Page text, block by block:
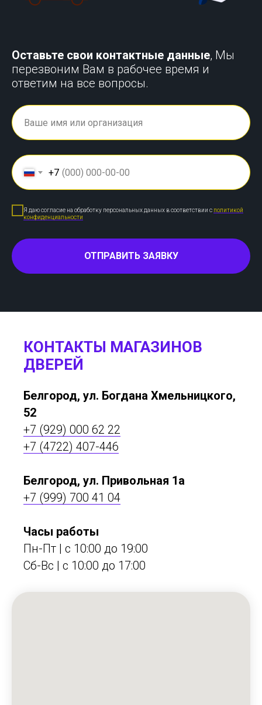
Оставьте свои контактные данные, Мы
перезвоним Вам в рабочее время и
ответим на все вопросы.
+7
Я даю согласие на обработку персональных данных в соответствии с политикой
конфиденциальности
ОТПРАВИТЬ ЗАЯВКУ
КОНТАКТЫ МАГАЗИНОВ
ДВЕРЕЙ
Белгород, ул. Богдана Хмельницкого,
52
+7 (929) 000 62 22
+7 (4722) 407-446
Белгород, ул. Привольная 1а
+7 (999) 700 41 04
Часы работы
Пн-Пт | с 10:00 до 19:00
Сб-Вс | c 10:00 до 17:00